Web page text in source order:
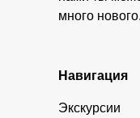
много нового.
Навигация
Экскурсии